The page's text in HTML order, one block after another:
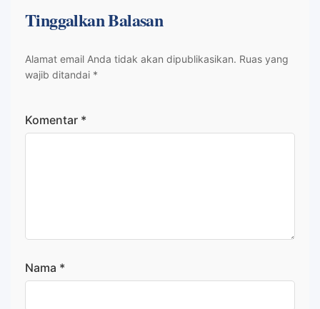
Tinggalkan Balasan
Alamat email Anda tidak akan dipublikasikan. Ruas yang
wajib ditandai *
Komentar *
Nama *